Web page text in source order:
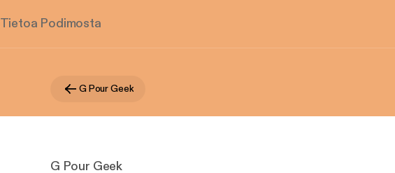
Tietoa Podimosta
G Pour Geek
G Pour Geek